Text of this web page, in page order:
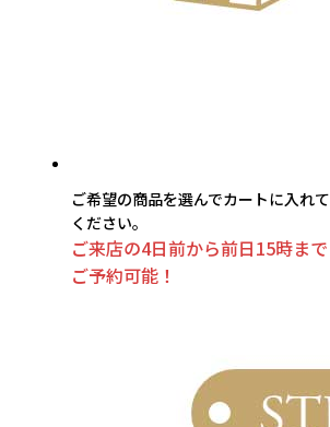
ご希望の商品を選んでカートに入れて
ください。
ご来店の4日前から前日15時まで
ご予約可能！